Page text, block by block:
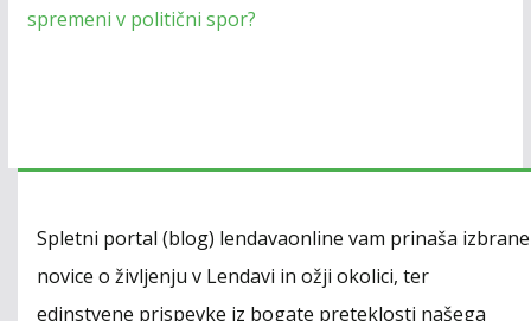
spremeni v politični spor?
Spletni portal (blog) lendavaonline vam prinaša izbrane
novice o življenju v Lendavi in ožji okolici, ter
edinstvene prispevke iz bogate preteklosti našega